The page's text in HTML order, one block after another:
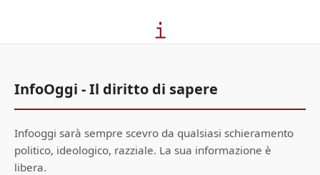
InfoOggi - Il diritto di sapere
Infooggi sarà sempre scevro da qualsiasi schieramento
politico, ideologico, razziale. La sua informazione è
libera.